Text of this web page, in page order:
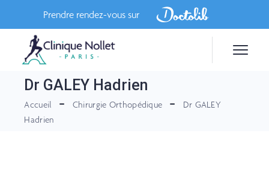
Prendre rendez-vous sur
Dr GALEY Hadrien
Accueil Chirurgie Orthopédique
Dr GALEY
Hadrien